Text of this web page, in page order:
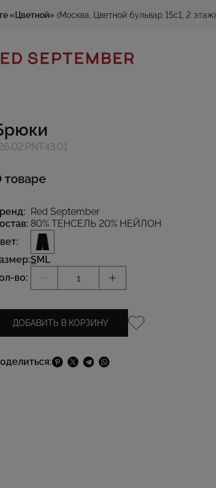
«Цветной» (Москва, Цветной бульвар 15с1, 2 этаж)
товаре
Red September
80% ТЕНСЕЛЬ 20% НЕЙЛОН
SML
во:
ДОБАВИТЬ В КОРЗИНУ